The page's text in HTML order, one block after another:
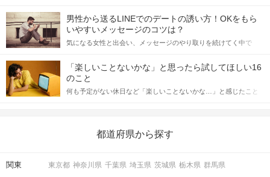
相手から好印象の気持ちが伝わる♪
事前に気持ちを伝えることで
てアプローチできるかにも左右されます。 これから恋人作りを本
格的に始めようとしている方は、女性が異性を求めて出すサイン
をしっかりと理解し、正しい行動に移せるかどうかが重要。 この
記事では、女性が話しかけて欲しい時に出すサインとその心理を
合にどのような行動に繋げるべきかをご紹介していきます。
男性から送るLINEでのデートの誘い方！OKをもら
いやすいメッセージのコツは？
気になる女性と出会い、メッセージのやり取りを続けてく中で
しかし、中には「どう誘ったらいいの？」とお困りの男性もいら
っしゃるのではないでしょうか。 そこで今回は、男性から女性へ
送るLINEでのデートの誘い方のコツをご紹介します。例文も混じ
えながら解説するので、ぜひ参考にしてください。
「楽しいことないかな」と思ったら試してほしい16
のこと
何も予定がない休日など「楽しいことないかな…」と感じたこと
の楽しいことアイデアを集めました♪ いままさに楽しいことを探し
都道府県から探す
関東 東京都 神奈川県 千葉県 埼玉県 茨城県 栃木県 群馬県